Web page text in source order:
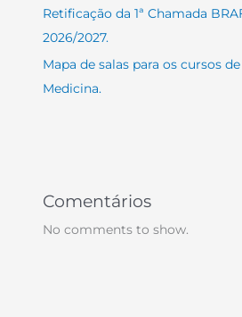
Retificação da 1ª Chamada
2026/2027.
Mapa de salas para os cursos
Medicina.
Comentários
No comments to show.